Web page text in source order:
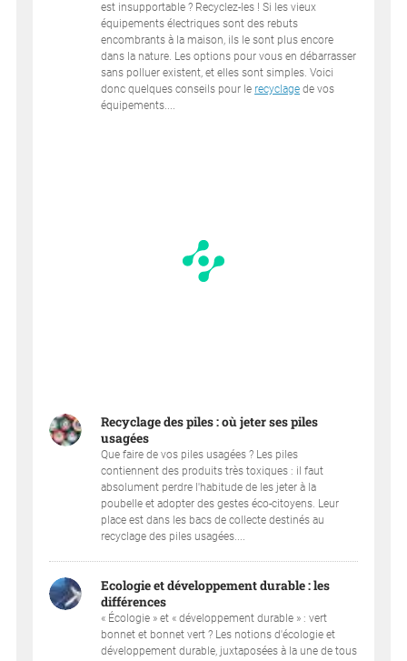
est insupportable ? Recyclez-les ! Si les vieux
équipements électriques sont des rebuts
encombrants à la maison, ils le sont plus encore
dans la nature. Les options pour vous en débarrasser
sans polluer existent, et elles sont simples. Voici
donc quelques conseils pour le recyclage de vos
équipements....
Recyclage des piles : où jeter ses piles
usagées
Que faire de vos piles usagées ? Les piles
contiennent des produits très toxiques : il faut
absolument perdre l'habitude de les jeter à la
poubelle et adopter des gestes éco-citoyens. Leur
place est dans les bacs de collecte destinés au
recyclage des piles usagées....
Ecologie et développement durable : les
différences
« Écologie » et « développement durable » : vert
bonnet et bonnet vert ? Les notions d'écologie et
développement durable, juxtaposées à la une de tous